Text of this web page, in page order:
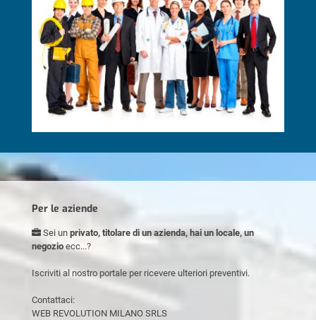
Per le aziende
Sei un privato, titolare di un azienda, hai un locale, un
negozio ecc...?
Iscriviti al nostro portale per ricevere ulteriori preventivi.
Contattaci:
WEB REVOLUTION MILANO SRLS